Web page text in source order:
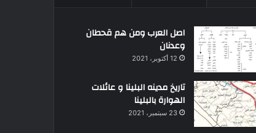
اصل العرب ومن هم قحطان
وعدنان
12 أكتوبر، 2021
تاريخ مدينه البلينا و عائلات
الهوارة بالبلينا
23 سبتمبر، 2021